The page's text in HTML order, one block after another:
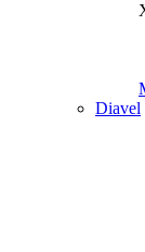
Diavel